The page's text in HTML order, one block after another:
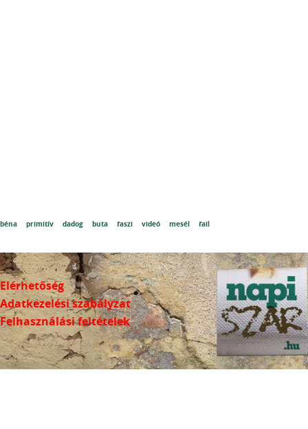
béna primitív dadog buta faszi videó mesél fail
Elérhetőség
Adatkezelési szabályzat
Felhasználási feltételek